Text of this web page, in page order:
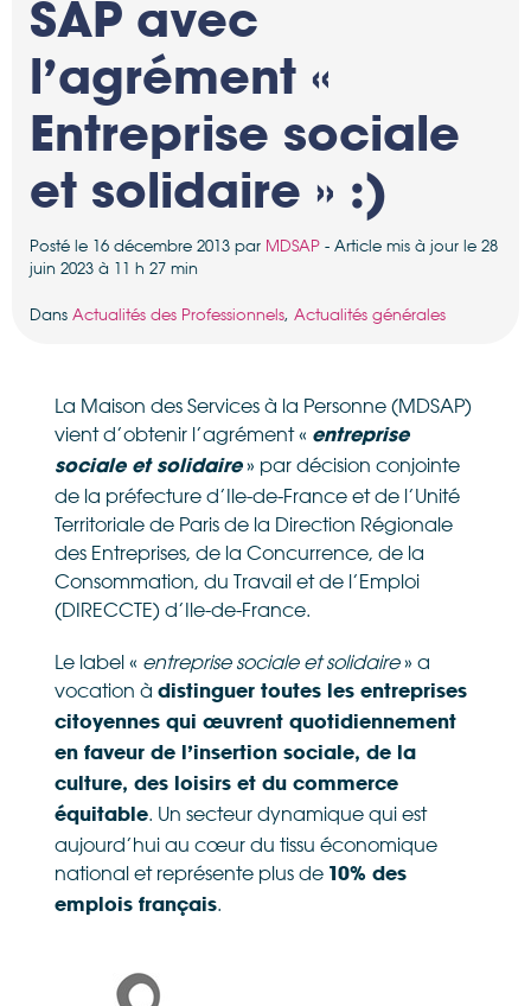
SAP avec
l’agrément «
Entreprise sociale
et solidaire » :)
Posté le 16 décembre 2013 par MDSAP - Article mis à jour le 28
juin 2023 à 11 h 27 min
Dans Actualités des Professionnels, Actualités générales
La Maison des Services à la Personne (MDSAP)
vient d’obtenir l’agrément « entreprise
sociale et solidaire» par décision conjointe
de la préfecture d’Ile-de-France et de l’Unité
Territoriale de Paris de la Direction Régionale
des Entreprises, de la Concurrence, de la
Consommation, du Travail et de l’Emploi
(DIRECCTE) d’Ile-de-France.
Le label « entreprise sociale et solidaire» a
vocation à distinguer toutes les entreprises
citoyennes qui œuvrent quotidiennement
en faveur de l’insertion sociale, de la
culture, des loisirs et du commerce
équitable. Un secteur dynamique qui est
aujourd’hui au cœur du tissu économique
national et représente plus de
10% des
emplois français.